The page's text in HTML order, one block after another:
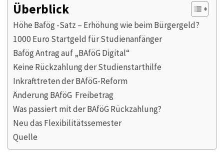
Überblick
Höhe Bafög -Satz – Erhöhung wie beim Bürgergeld?
1000 Euro Startgeld für Studienanfänger
Bafög Antrag auf „BAföG Digital“
Keine Rückzahlung der Studienstarthilfe
Inkrafttreten der BAföG-Reform
Änderung BAföG Freibetrag
Was passiert mit der BAföG Rückzahlung?
Neu das Flexibilitätssemester
Quelle